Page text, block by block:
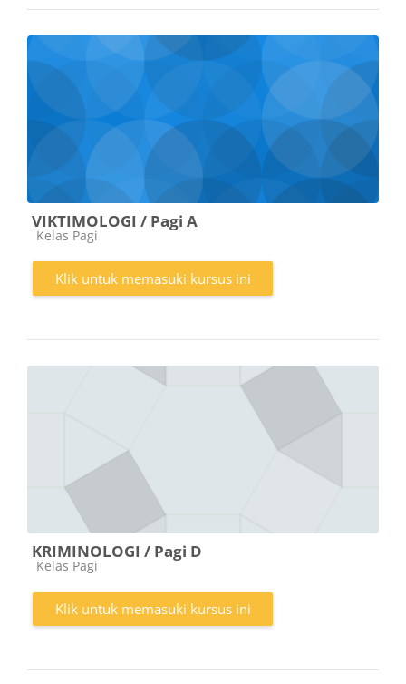
VIKTIMOLOGI / Pagi A
Kategori kursus
Kelas Pagi
Klik untuk memasuki kursus ini
KRIMINOLOGI / Pagi D
Kategori kursus
Kelas Pagi
Klik untuk memasuki kursus ini